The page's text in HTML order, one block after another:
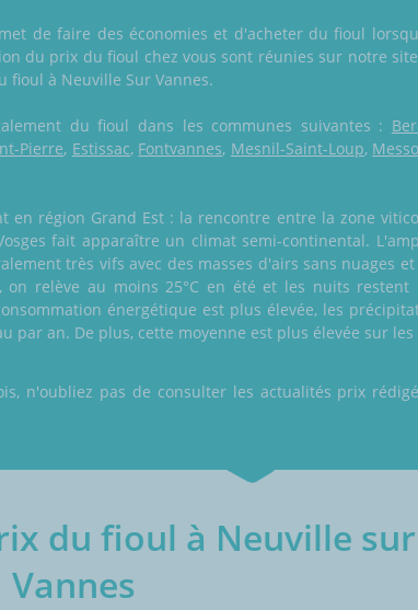
de faire des économies et d'acheter du fioul
du prix du fioul chez vous sont réunies sur notre
fioul à Neuville Sur Vannes.
du fioul dans les communes suivantes :
Pierre, Estissac, Fontvannes, Mesnil-Saint-Loup,
en région Grand Est : la rencontre entre la zone
fait apparaître un climat semi-continental.
très vifs avec des masses d'airs sans nuages
on relève au moins 25°C en été et les nuits
énergétique est plus élevée, les
par an. De plus, cette moyenne est plus élevée sur
n'oubliez pas de consulter les actualités prix
du fioul à Neuville sur
Vannes